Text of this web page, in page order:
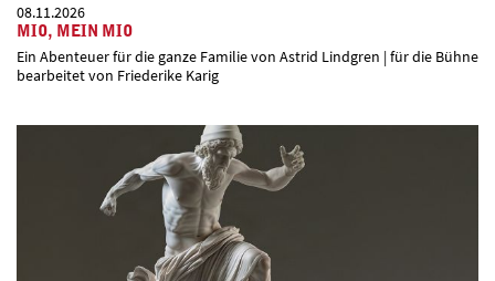
08.11.2026
MIO, MEIN MIO
Ein Abenteuer für die ganze Familie von Astrid Lindgren | für die Bühne
bearbeitet von Friederike Karig